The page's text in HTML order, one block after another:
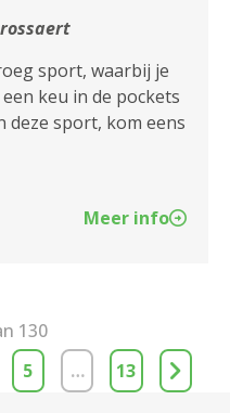
sport, waarbij je
keu in de pockets
deze sport, kom eens
Meer info
130
5 … 13